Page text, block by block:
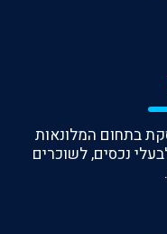
בתחום המלונאות
נכסים, לשוכרים